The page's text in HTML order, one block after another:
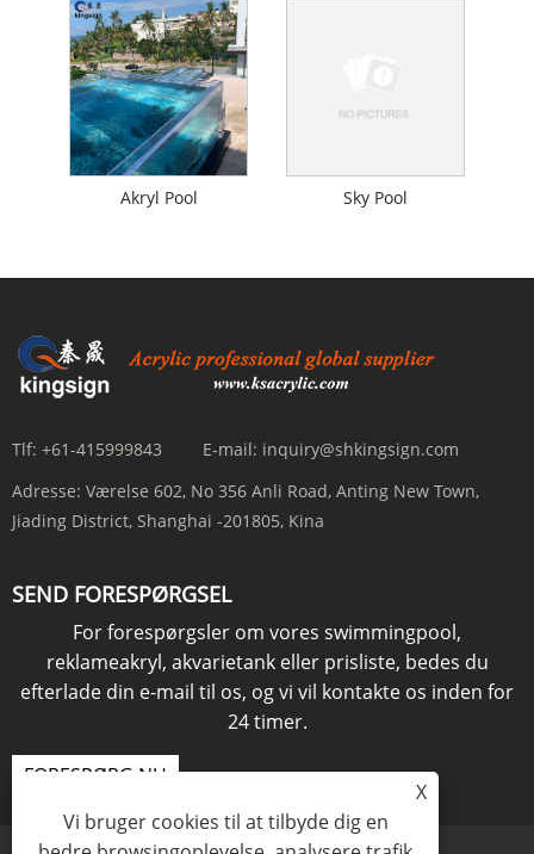
Akryl Pool Sky Pool
Tlf: +61-415999843 E-mail: inquiry@shkingsign.com
Adresse: Værelse 602, No 356 Anli Road, Anting New Town,
Jiading District, Shanghai -201805, Kina
SEND FORESPØRGSEL
For forespørgsler om vores swimmingpool,
reklameakryl, akvarietank eller prisliste, bedes du
efterlade din e-mail til os, og vi vil kontakte os inden for
24 timer.
FORESPØRG NU
X
Vi bruger cookies til at tilbyde dig en